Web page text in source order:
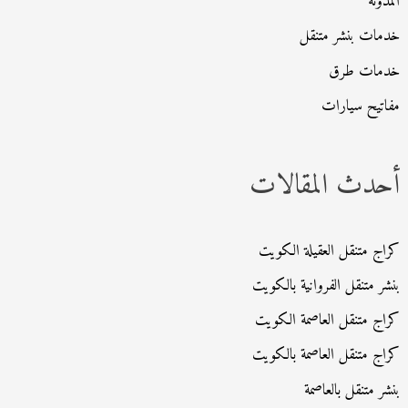
خدمات بنشر متنقل
خدمات طرق
مفاتيح سيارات
أحدث المقالات
كراج متنقل العقيلة الكويت
بنشر متنقل الفروانية بالكويت
كراج متنقل العاصمة الكويت
كراج متنقل العاصمة بالكويت
بنشر متنقل بالعاصمة